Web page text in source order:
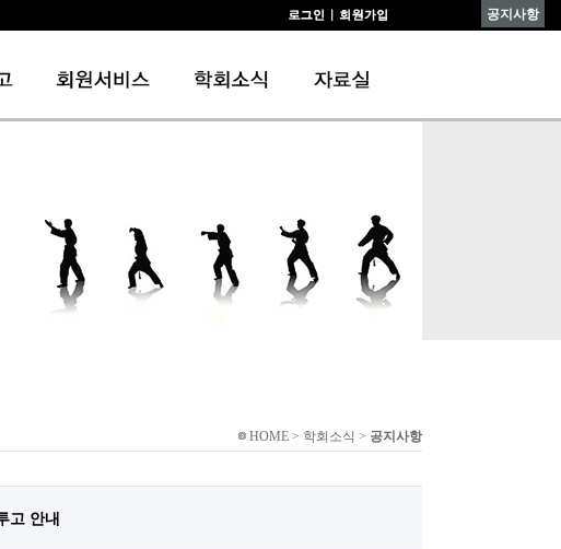
HOME > 학회소식 > 공지사항
공지사항
고 안내